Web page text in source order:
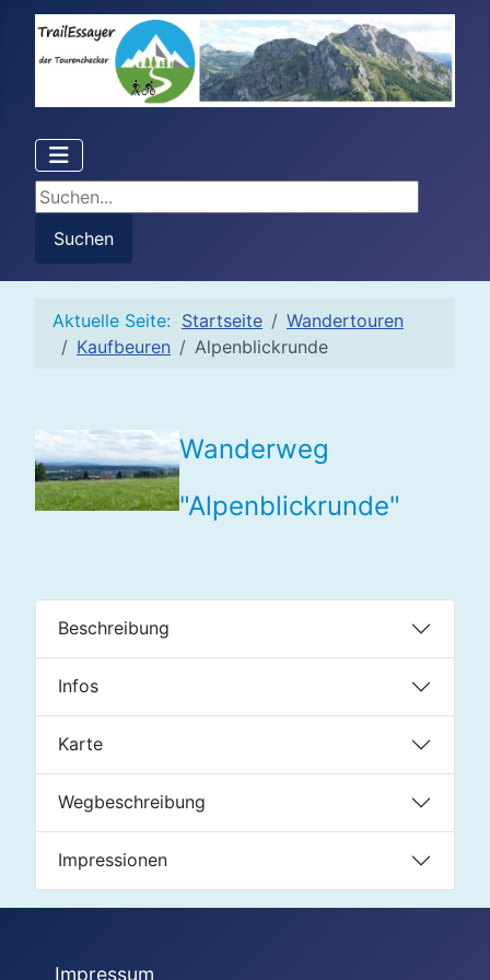
Suchen...
Suchen
Aktuelle Seite: Startseite
Wandertouren
Kaufbeuren
Alpenblickrunde
Wanderweg
"Alpenblickrunde"
Beschreibung
Infos
Karte
Wegbeschreibung
Impressionen
Impressum